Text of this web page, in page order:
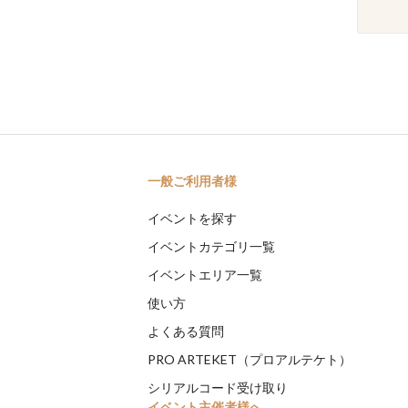
一般ご利用者様
イベントを探す
イベントカテゴリ一覧
イベントエリア一覧
使い方
よくある質問
PRO ARTEKET（プロアルテケト）
シリアルコード受け取り